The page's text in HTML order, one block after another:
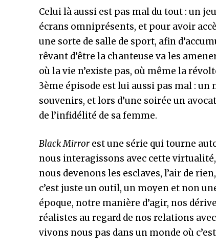
Celui là aussi est pas mal du tout : un
écrans omniprésents, et pour avoir
une sorte de salle de sport, afin
rêvant d’être la chanteuse va les
où la vie n’existe pas, où même la
3ème épisode est lui aussi pas mal :
souvenirs, et lors d’une soirée un
de l’infidélité de sa femme.
Black Mirror est une série qui tourne
nous interagissons avec cette
nous devenons les esclaves, l’air de
c’est juste un outil, un moyen et non
époque, notre manière d’agir, nos
réalistes au regard de nos relations
vivons nous pas dans un monde où